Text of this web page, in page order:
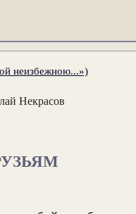
неизбежною...»)
Некрасов